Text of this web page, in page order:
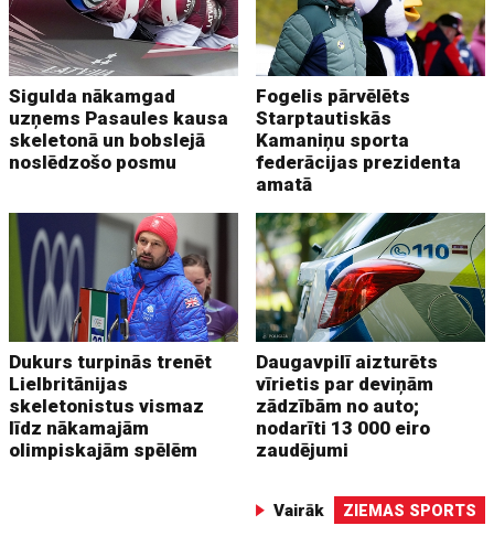
Sigulda nākamgad
uzņems Pasaules kausa
skeletonā un bobslejā
noslēdzošo posmu
Fogelis pārvēlēts
Starptautiskās
Kamaniņu sporta
federācijas prezidenta
amatā
Dukurs turpinās trenēt
Lielbritānijas
skeletonistus vismaz
līdz nākamajām
olimpiskajām spēlēm
Daugavpilī aizturēts
vīrietis par deviņām
zādzībām no auto;
nodarīti 13 000 eiro
zaudējumi
Vairāk ZIEMAS SPORTS